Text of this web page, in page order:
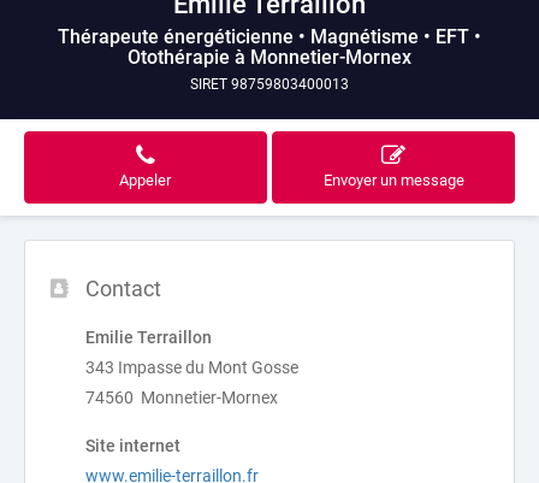
Thérapeute énergéticienne • Magnétisme • EFT •
Otothérapie à Monnetier-Mornex
SIRET 98759803400013
Appeler Envoyer un message
Contact
Emilie Terraillon
343 Impasse du Mont Gosse
74560 Monnetier-Mornex
Site internet
www.emilie-terraillon.fr